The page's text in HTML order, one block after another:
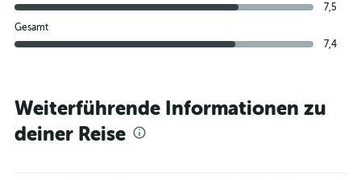
7,5
Gesamt
7,4
Weiterführende Informationen zu
deiner Reise